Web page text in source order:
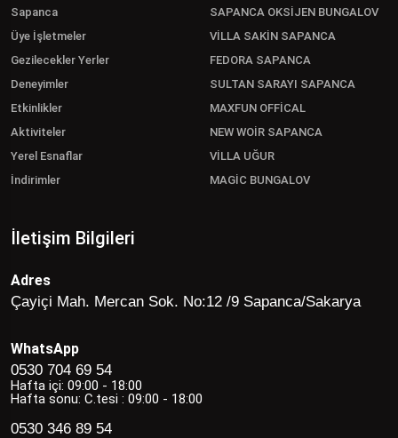
Sapanca
Üye İşletmeler
Gezilecekler Yerler
Deneyimler
Etkinlikler
Aktiviteler
Yerel Esnaflar
İndirimler
SAPANCA OKSİJEN BUNGALOV
VİLLA SAKİN SAPANCA
FEDORA SAPANCA
SULTAN SARAYI SAPANCA
MAXFUN OFFİCAL
NEW WOİR SAPANCA
VİLLA UĞUR
MAGİC BUNGALOV
İletişim Bilgileri
Adres
Çayiçi Mah. Mercan Sok. No:12 /9 Sapanca/Sakarya
WhatsApp
0530 704 69 54
Hafta içi: 09:00 - 18:00
Hafta sonu: C.tesi : 09:00 - 18:00
0530 346 89 54